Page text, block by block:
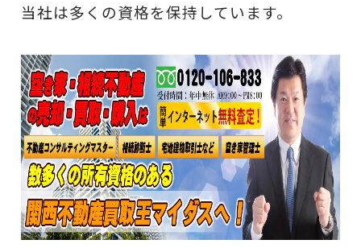
当社は多くの資格を保持しています。